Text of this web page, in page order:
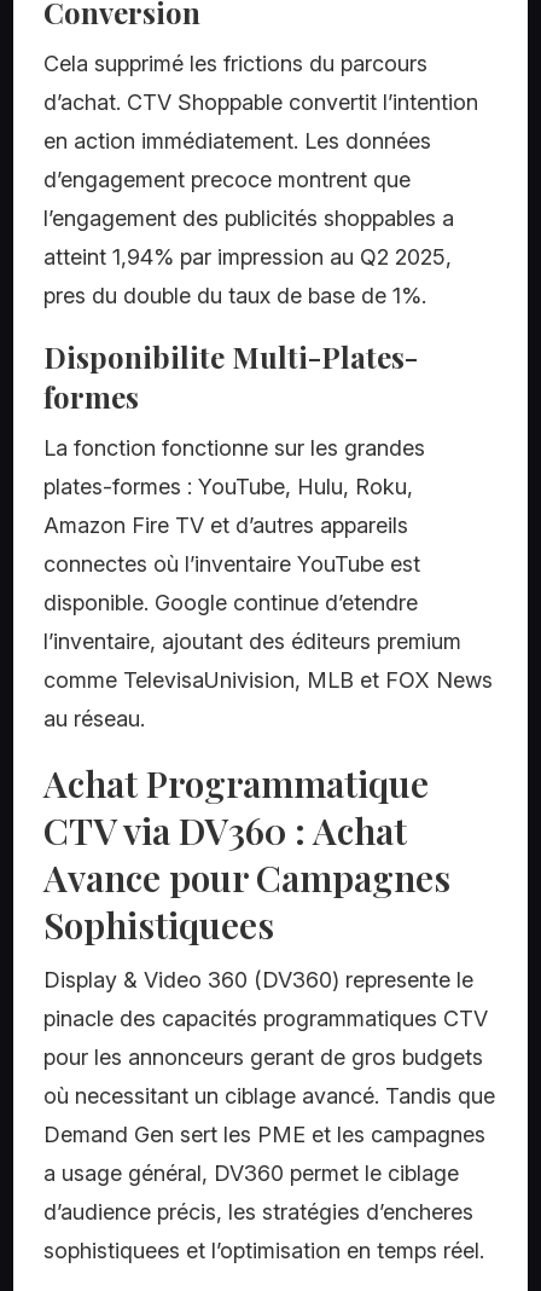
Conversion
Cela supprimé les frictions du parcours
d’achat. CTV Shoppable convertit l’intention
en action immédiatement. Les données
d’engagement precoce montrent que
l’engagement des publicités shoppables a
atteint 1,94% par impression au Q2 2025,
pres du double du taux de base de 1%.
Disponibilite Multi-Plates-
formes
La fonction fonctionne sur les grandes
plates-formes : YouTube, Hulu, Roku,
Amazon Fire TV et d’autres appareils
connectes où l’inventaire YouTube est
disponible. Google continue d’etendre
l’inventaire, ajoutant des éditeurs premium
comme TelevisaUnivision, MLB et FOX News
au réseau.
Achat Programmatique
CTV via DV360 : Achat
Avance pour Campagnes
Sophistiquees
Display & Video 360 (DV360) represente le
pinacle des capacités programmatiques CTV
pour les annonceurs gerant de gros budgets
où necessitant un ciblage avancé. Tandis que
Demand Gen sert les PME et les campagnes
a usage général, DV360 permet le ciblage
d’audience précis, les stratégies d’encheres
sophistiquees et l’optimisation en temps réel.